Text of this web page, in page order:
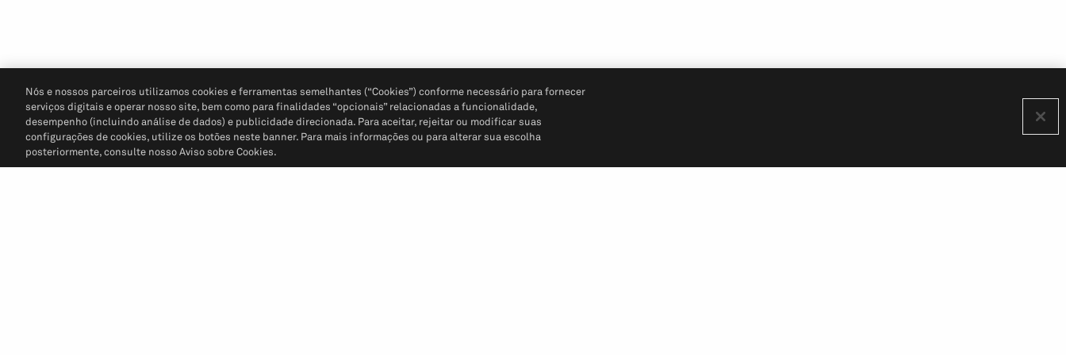
Nós e nossos parceiros utilizamos cookies e ferramentas semelhantes (“Cookies”) conforme necessário para fornecer
serviços digitais e operar nosso site, bem como para finalidades “opcionais” relacionadas a funcionalidade,
desempenho (incluindo análise de dados) e publicidade direcionada. Para aceitar, rejeitar ou modificar suas
configurações de cookies, utilize os botões neste banner. Para mais informações ou para alterar sua escolha
posteriormente, consulte nosso Aviso sobre Cookies.